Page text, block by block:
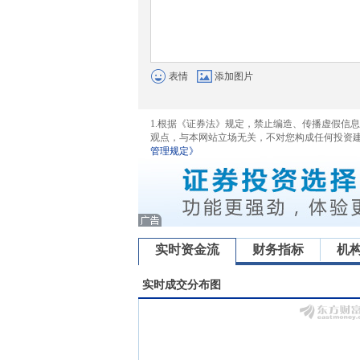
表情 添加图片
1.根据《证券法》规定，禁止编造、传播虚假信
观点，与本网站立场无关，不对您构成任何投资
管理规定》
实时资金流 财务指标 机
实时成交分布图